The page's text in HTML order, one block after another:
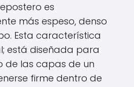
es
más espeso, denso
Esta característica
está diseñada para
de las capas de un
firme dentro de